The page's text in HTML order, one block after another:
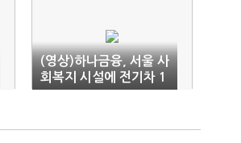
(영상)하나금융, 서울 사
회복지 시설에 전기차 1
0대 기부